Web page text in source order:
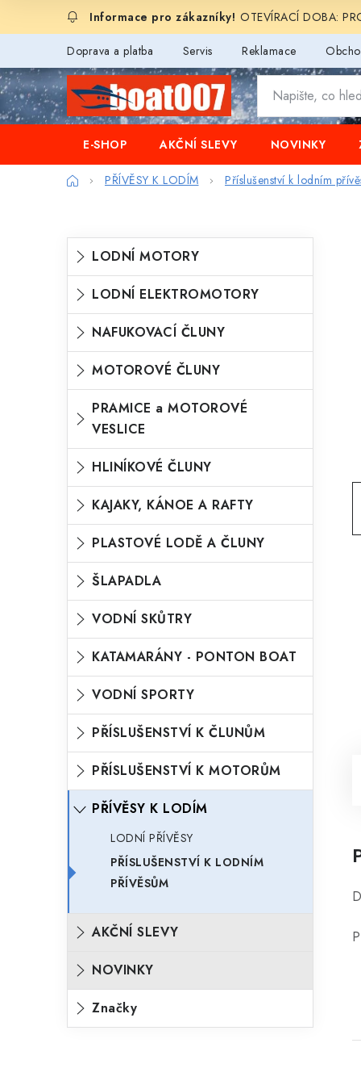
OTEVÍRACÍ DOBA:
Doprava a platba Servis Reklamace
E-SHOP AKČNÍ SLEVY NOVINKY
DomůPŘÍVĚSY K LODÍM Příslušenství k lodním
P
o
t
a
n
n
p
a
n
e
Přeskočit
kategorie
K
a
e
g
o
e
LODNÍ MOTORY
LODNÍ ELEKTROMOTORY
NAFUKOVACÍ ČLUNY
MOTOROVÉ ČLUNY
PRAMICE a MOTOROVÉ
VESLICE
HLINÍKOVÉ ČLUNY
KAJAKY, KÁNOE A RAFTY
PLASTOVÉ LODĚ A ČLUNY
ŠLAPADLA
VODNÍ SKŮTRY
KATAMARÁNY - PONTON BOAT
VODNÍ SPORTY
PŘÍSLUŠENSTVÍ K ČLUNŮM
PŘÍSLUŠENSTVÍ K MOTORŮM
PŘÍVĚSY K LODÍM
LODNÍ PŘÍVĚSY
PŘÍSLUŠENSTVÍ K LODNÍM
PŘÍVĚSŮM
AKČNÍ SLEVY
NOVINKY
Značky